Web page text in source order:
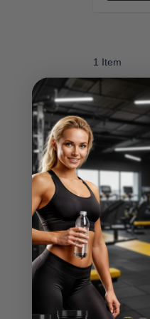
1 Item
Madara M. Verified Buyer
Ātra piegāde. Lieliska
Ātra piegāde. Lieliska apkalpošana.